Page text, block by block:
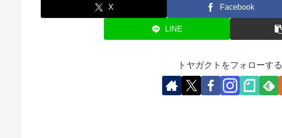
X Facebook
LINE
トヤガクトをフォローする